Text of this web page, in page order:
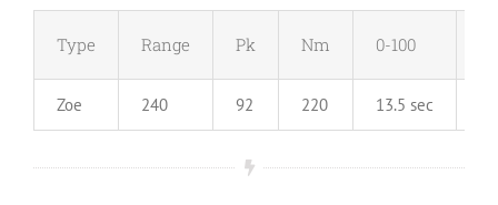
Type Range Pk Nm 0-100
Zoe 240 92 220 13.5 sec